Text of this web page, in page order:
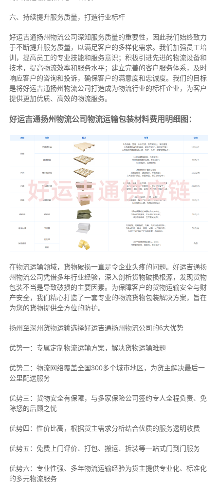
六、持续提升服务质量，打造行业标杆
好运吉通扬州物流公司深知服务质量的重要性，因此我们始终致力
于不断提升服务质量，以满足客户的多样化需求。我们加强员工培
训，提高员工的专业技能和服务意识；积极引进先进的物流设备和
技术，提高物流效率和服务水平；建立完善的客户服务体系，及时
响应客户的咨询和投诉，确保客户的满意度和忠诚度。我们的目标
是将好运吉通扬州物流公司打造成为物流行业的标杆企业，为客户
提供更加优质、高效的物流服务。
好运吉通扬州物流公司物流运输包装材料费用明细图：
在物流运输领域，货物破损一直是令企业头疼的问题。好运吉通扬
州物流公司凭借多年行业经验，深入剖析货物破损根源，发现货物
包装不当是导致破损的主要因素。为保障客户的货物运输安全与财
产安全，我们精心打造了一套专业的物流货物包装解决方案，旨在
为您的货物提供全方位的防护。
扬州至深州货物运输选择好运吉通扬州物流公司的6大优势
优势一：专属定制物流运输方案，解决货物运输难题
优势二：物流网络覆盖全国300多个城市地区，为货主解决最后一
公里配送服务
优势三：货物安全有保障，与多家保险公司签约专人全程负责、免
除您的后顾之忧
优势四：性价比高，根据货主需求分析结合优质的服务透明收费
优势五：免费上门评价、打包、搬运、拆装等一站式门到门服务
优势六：专业性强、多年物流运输经验为货主提供专业化、标准化
的多元物流服务